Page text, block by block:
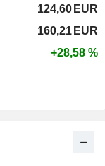
124,60 EUR
160,21 EUR
+28,58 %